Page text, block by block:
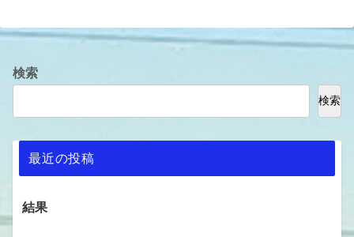
検索
検索
最近の投稿
結果